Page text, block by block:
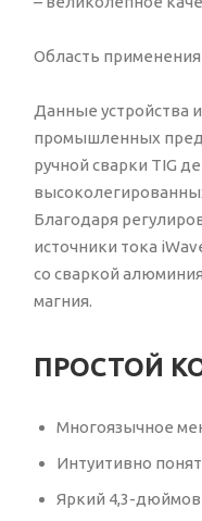
Область применения
Данные устройства
промышленных
ручной сварки TIG
Благодаря
источники тока
со сваркой
магния.
ПРОСТОЙ
Многоязычное
Интуитивно
Яркий 4,3-